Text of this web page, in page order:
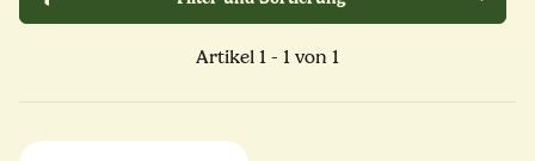
Artikel 1 - 1 von 1